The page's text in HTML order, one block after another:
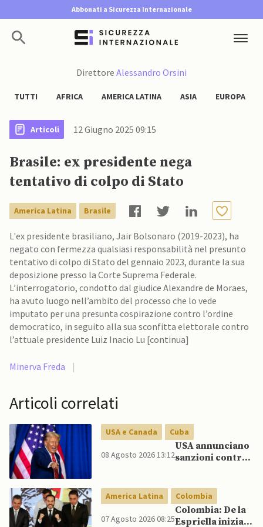
Abbonati a Sicurezza Internazionale
Direttore Alessandro Orsini
TUTTI AFRICA AMERICA LATINA ASIA EUROPA
Articoli 12 Giugno 2025 09:15
Brasile: ex presidente nega
tentativo di colpo di Stato
America Latina Brasile
L'ex presidente brasiliano, Jair Bolsonaro (2019-2023), ha
negato con fermezza qualsiasi responsabilità nel presunto
tentativo di colpo di Stato del gennaio 2023, durante la sua
deposizione presso la Corte Suprema Federale.
L’interrogatorio, condotto dal giudice Alexandre de Moraes,
ha avuto luogo nell’ambito del processo che lo vede
imputato per una presunta cospirazione contro l’ordine
democratico, in seguito alla sua sconfitta elettorale contro
l’attuale presidente Luiz Inacio Lu [continua]
Minerva Freda |
Articoli correlati
USA e Canada Cuba
08 Agosto 2026 13:12
USA annunciano
sanzioni contro
America Latina Colombia
07 Agosto 2026 08:25
Colombia: De la
Espriella inizia il